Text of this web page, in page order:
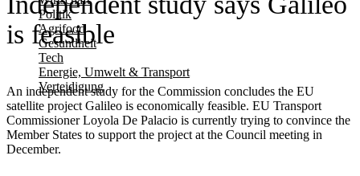
Politik
Agrifood
Gesundheit
Tech
Energie, Umwelt & Transport
Verteidigung
is feasible
An independent study for the Commission concludes the EU
satellite project Galileo is economically feasible. EU Transport
Commissioner Loyola De Palacio is currently trying to convince the
Member States to support the project at the Council meeting in
December.